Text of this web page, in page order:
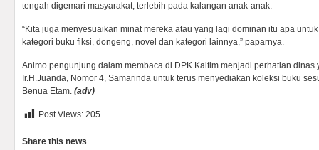
tengah digemari masyarakat, terlebih pada kalangan anak-anak.
“Kita juga menyesuaikan minat mereka atau yang lagi dominan itu apa
kategori buku fiksi, dongeng, novel dan kategori lainnya,” paparnya.
Animo pengunjung dalam membaca di DPK Kaltim menjadi perhatian dinas
Ir.H.Juanda, Nomor 4, Samarinda untuk terus menyediakan koleksi buku
Benua Etam. (adv)
Post Views: 205
Share this news